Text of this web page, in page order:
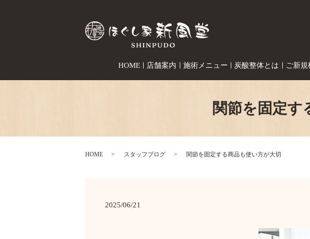
HOME 店舗案内 施術メニュー 炭酸整体とは ご新
関節を固定す
HOME スタッフブログ 関節を固定する商品も使い方が大切
2025/06/21